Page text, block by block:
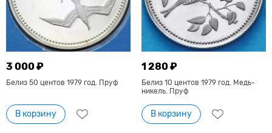
3 000 ₽
Белиз 50 центов 1979 год. Пруф
В корзину
1 280 ₽
Белиз 10 центов 1979 год. Медь-
никель. Пруф
В корзину